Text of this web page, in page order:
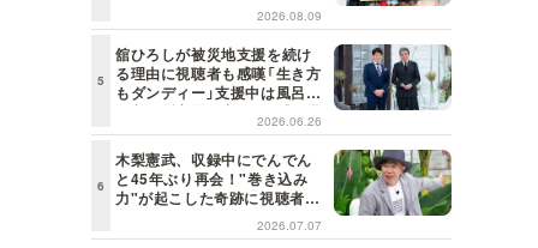
2026.08.09
舘ひろしが被災地支援を続け
る理由に視聴者も感嘆「生き方
もダンディー」支援中は風呂に
も入らず寝袋で寝泊まり【日曜
日の初耳学】
2026.06.26
木梨憲武、収録中にでんでん
と45年ぶり再会！"巻き込み
力"が起こした奇跡に視聴者も
興奮「これがテレビの面白さだ
よね！」＜日曜日の初耳学＞
2026.07.07